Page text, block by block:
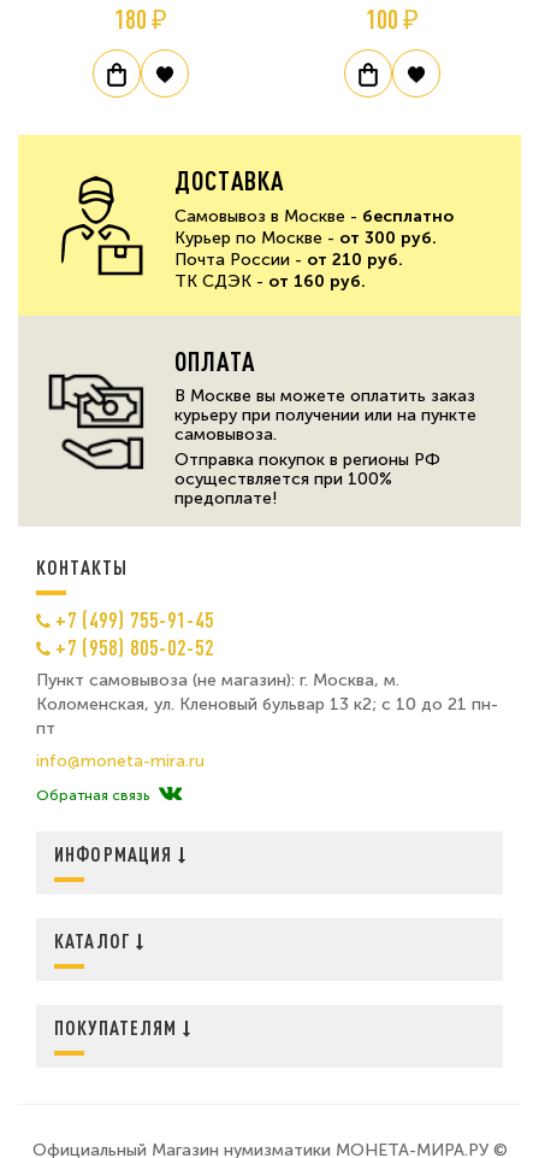
180 ₽ 100 ₽
ДОСТАВКА
Самовывоз в Москве - бесплатно
Курьер по Москве - от 300 руб.
Почта России - от 210 руб.
ТК СДЭК - от 160 руб.
ОПЛАТА
В Москве вы можете оплатить заказ
курьеру при получении или на пункте
самовывоза.
Отправка покупок в регионы РФ
осуществляется при 100%
предоплате!
КОНТАКТЫ
+7 (499) 755-91-45
+7 (958) 805-02-52
Пункт самовывоза (не магазин): г. Москва, м.
Коломенская, ул. Кленовый бульвар 13 к2; с 10 до 21 пн-
пт
info@moneta-mira.ru
Обратная связь
ИНФОРМАЦИЯ
КАТАЛОГ
ПОКУПАТЕЛЯМ
Официальный Магазин нумизматики МОНЕТА-МИРА.РУ ©